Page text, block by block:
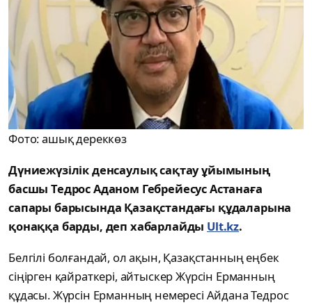
Фото: ашық дереккөз
Дүниежүзілік денсаулық сақтау ұйымының
басшы Тедрос Аданом Гебрейесус Астанаға
сапары барысында Қазақстандағы құдаларына
қонаққа барды, деп хабарлайды Ult.kz.
Белгілі болғандай, ол ақын, Қазақстанның еңбек
сіңірген қайраткері, айтыскер Жүрсін Ерманның
құдасы. Жүрсін Ерманның немересі Айдана Тедрос